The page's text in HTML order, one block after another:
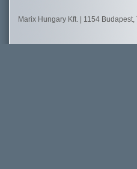
Marix Hungary Kft. | 1154 Budapest,